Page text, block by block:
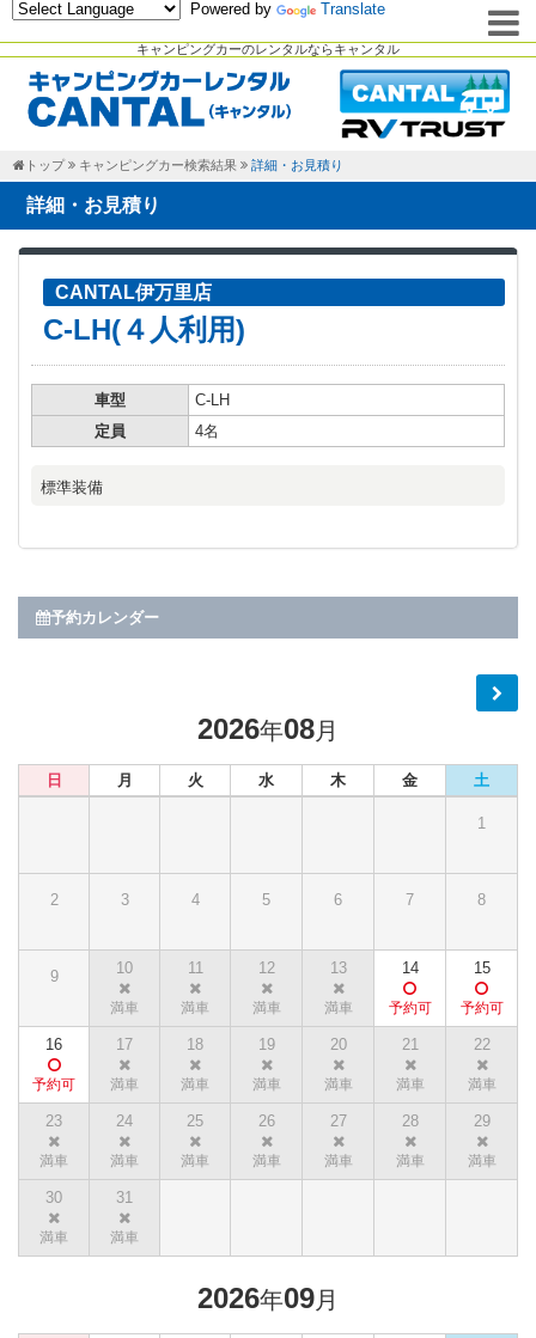
キャンピングカーのレンタルならキャンタル
Powered by Translate
トップ キャンピングカー検索結果 詳細・お見積り
詳細・お見積り
CANTAL伊万里店
C-LH(４人利用)
車型
C-LH
定員
4名
標準装備
予約カレンダー
2026年08月
日 月 火 水 木 金 土
1
2 3 4 5 6 7 8
9 10 11 12 13 14 15
16 17 18 19 20 21 22
23 24 25 26 27 28 29
30 31
2026年09月